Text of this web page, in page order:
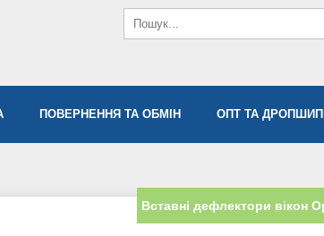
ПОВЕРНЕННЯ ТА ОБМІН ОПТ ТА
Вставні дефлектори вікон